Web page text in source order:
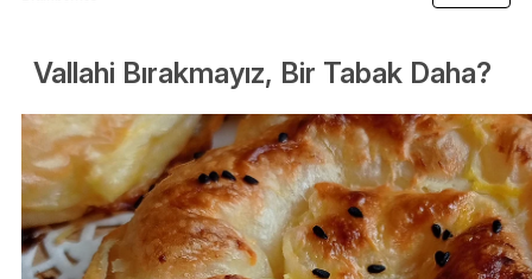
Vallahi Bırakmayız, Bir Tabak Daha?